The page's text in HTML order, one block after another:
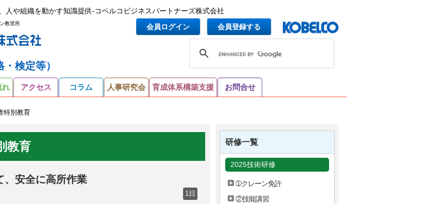
人や組織を動かす知識提供-コベルコビジネスパートナーズ株式会社
教習所
検定等）
会員ログイン 会員登録する
れ アクセス コラム 人事研究会 育成体系構築支援 お問合せ
特別教育
教育
、安全に高所作業
1日
研修一覧
2025技術研修
➀クレーン免許
②技能講習